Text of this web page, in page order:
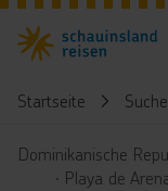
Startseite
Dominikanische
∙ Playa de